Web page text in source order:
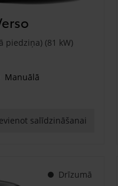
piedziņa) (81 kW)
Manuālā
salīdzināšanai
Drīzumā